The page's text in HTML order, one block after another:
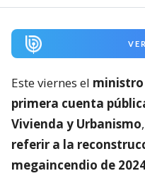
Este viernes el ministro
primera cuenta
Vivienda y Urbanismo
referir a la
megaincendio de